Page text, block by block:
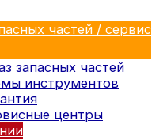
частей / сервис
запасных частей
инструментов
центры